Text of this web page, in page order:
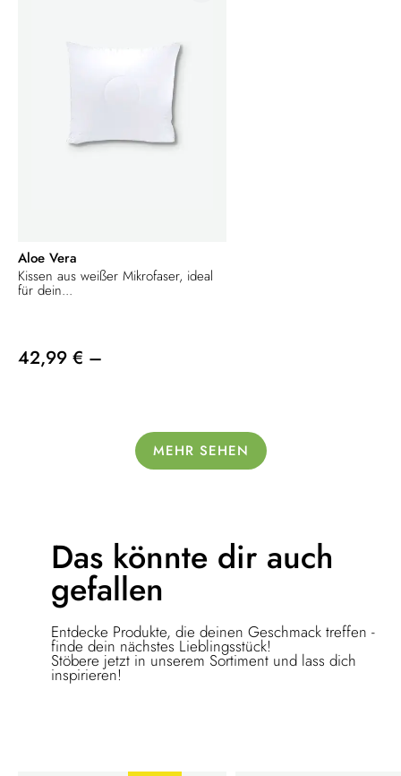
Aloe Vera
Kissen aus weißer Mikrofaser, ideal
für dein...
42,99 € –
MEHR SEHEN
Das könnte dir auch
gefallen
Entdecke Produkte, die deinen Geschmack treffen -
finde dein nächstes Lieblingsstück!
Stöbere jetzt in unserem Sortiment und lass dich
inspirieren!